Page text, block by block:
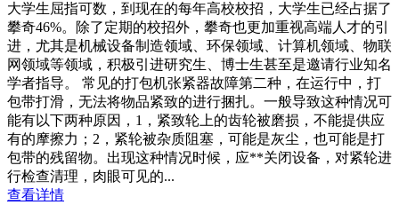
大学生屈指可数，到现在的每年高校校招，大学生已经占据了
攀奇46%。除了定期的校招外，攀奇也更加重视高端人才的引
进，尤其是机械设备制造领域、环保领域、计算机领域、物联
网领域等领域，积极引进研究生、博士生甚至是邀请行业知名
学者指导。 常见的打包机张紧器故障第二种，在运行中，打
包带打滑，无法将物品紧致的进行捆扎。一般导致这种情况可
能有以下两种原因，1，紧致轮上的齿轮被磨损，不能提供应
有的摩擦力；2，紧轮被杂质阻塞，可能是灰尘，也可能是打
包带的残留物。出现这种情况时候，应**关闭设备，对紧轮进
行检查清理，肉眼可见的...
查看详情